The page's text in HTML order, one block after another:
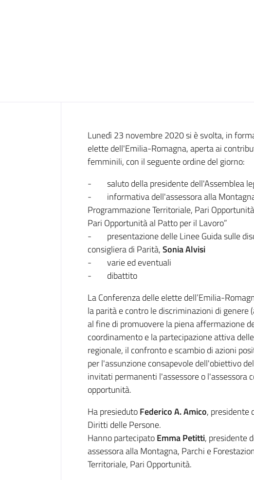
Introduzione
Lunedì 23 novembre 2020 si è svolta, in
elette dell'Emilia-Romagna, aperta ai
femminili, con il seguente ordine del giorno:
- saluto della presidente dell'Assemblea
- informativa dell'assessora alla
Programmazione Territoriale, Pari
Pari Opportunità al Patto per il Lavoro”
- presentazione delle Linee Guida sulle
consigliera di Parità,Sonia Alvisi
- varie ed eventuali
- dibattito
La Conferenza delle elette dell’Emilia-
la parità e contro le discriminazioni di genere
al fine di promuovere la piena affermazione
coordinamento e la partecipazione attiva
regionale, il confronto e scambio di azioni
per l'assunzione consapevole dell'obiettivo
invitati permanenti l'assessore o l'assessora
opportunità.
Ha presiedutoFederico A. Amico, presidente
Diritti delle Persone.
Hanno partecipatoEmma Petitti, presidente
assessora alla Montagna, Parchi e
Territoriale, Pari Opportunità.